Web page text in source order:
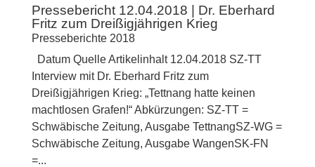
Pressebericht 12.04.2018 | Dr. Eberhard
Fritz zum Dreißigjährigen Krieg
Presseberichte 2018
Datum Quelle Artikelinhalt 12.04.2018 SZ-TT
Interview mit Dr. Eberhard Fritz zum
Dreißigjährigen Krieg: „Tettnang hatte keinen
machtlosen Grafen!“ Abkürzungen: SZ-TT =
Schwäbische Zeitung, Ausgabe TettnangSZ-WG =
Schwäbische Zeitung, Ausgabe WangenSK-FN
=...